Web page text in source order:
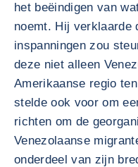
het beëindigen van
noemt. Hij verklaarde
inspanningen zou
deze niet alleen
Amerikaanse regio
stelde ook voor om
richten om de
Venezolaanse
onderdeel van zijn